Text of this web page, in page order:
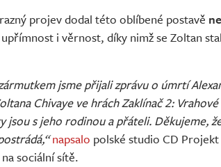
projev dodal této oblíbené postavě
i věrnost, díky nimž se Zoltan
jsme přijali zprávu o úmrtí
Chivaye ve hrách Zaklínač 2:
jsou s jeho rodinou a přáteli. Děkujeme,
napsalo polské studio CD
sociální sítě.